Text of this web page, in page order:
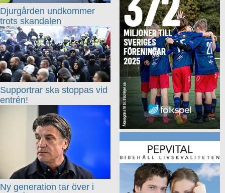
Djurgården undkommer
trots skandalen
Supportrar ska stoppas vid
entrén!
Ny generation tar över i